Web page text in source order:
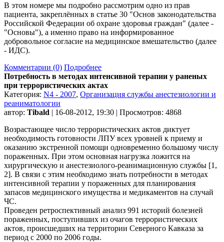
В этом номере мы подробно рассмотрим одно из прав
пациента, закреплённых в статье 30 "Основ законодательства
Российской Федерации об охране здоровья граждан" (далее -
"Основы"), а именно право на информированное
добровольное согласие на медицинское вмешательство (далее
- ИДС).
Комментарии (0) Подробнее
Потребность в методах интенсивной терапии у раненых
при террористических актах
Категория: N4 - 2007, Организация службы анестезиологии и
реаниматологии
автор: Tibald | 16-08-2012, 19:30 | Просмотров: 4868
Возрастающее число террористических актов диктует
необходимость готовности ЛПУ всех уровней к приему и
оказанию экстренной помощи одновременно большому числу
пораженных. При этом основная нагрузка ложится на
хирургическую и анестезиолого-реанимационную службы [1,
2]. В связи с этим необходимо знать потребности в методах
интенсивной терапии у пораженных для планирования
запасов медицинского имущества и медикаментов на случай
ЧС.
Проведен ретроспективный анализ 991 историй болезней
пораженных, поступивших из очагов террористических
актов, происшедших на территории Северного Кавказа за
период с 2000 по 2006 годы.